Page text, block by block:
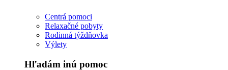
Centrá pomoci
Relaxačné pobyty
Rodinná týždňovka
Výlety
Hľadám inú pomoc